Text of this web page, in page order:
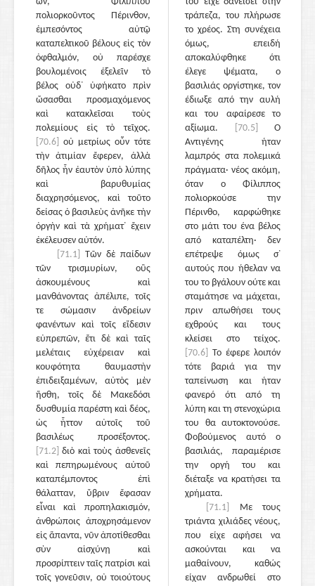
πολιορκοῦντος Πέρινθον,
ἐμπεσόντος αὐτῷ
καταπελτικοῦ βέλους εἰς τὸν
ὀφθαλμόν, οὐ παρέσχε
βουλομένοις ἐξελεῖν τὸ
βέλος οὐδ᾽ ὑφήκατο πρὶν
ὤσασθαι προσμαχόμενος
καὶ κατακλεῖσαι τοὺς
πολεμίους εἰς τὸ τεῖχος.
[70.6]
οὐ μετρίως οὖν τότε
τὴν ἀτιμίαν ἔφερεν, ἀλλὰ
δῆλος ἦν ἑαυτὸν ὑπὸ λύπης
καὶ βαρυθυμίας
διαχρησόμενος, καὶ τοῦτο
δείσας ὁ βασιλεὺς ἀνῆκε τὴν
ὀργὴν καὶ τὰ χρήματ᾽ ἔχειν
ἐκέλευσεν αὐτόν.
[71.1]
Τῶν δὲ παίδων
τῶν τρισμυρίων, οὓς
ἀσκουμένους καὶ
μανθάνοντας ἀπέλιπε, τοῖς
τε σώμασιν ἀνδρείων
φανέντων καὶ τοῖς εἴδεσιν
εὐπρεπῶν, ἔτι δὲ καὶ ταῖς
μελέταις εὐχέρειαν καὶ
κουφότητα θαυμαστὴν
ἐπιδειξαμένων, αὐτὸς μὲν
ἥσθη, τοῖς δὲ Μακεδόσι
δυσθυμία παρέστη καὶ δέος,
ὡς ἧττον αὐτοῖς τοῦ
βασιλέως προσέξοντος.
[71.2] διὸ καὶ τοὺς ἀσθενεῖς
καὶ πεπηρωμένους αὐτοῦ
καταπέμποντος ἐπὶ
θάλατταν, ὕβριν ἔφασαν
εἶναι καὶ προπηλακισμόν,
ἀνθρώποις ἀποχρησάμενον
εἰς ἅπαντα, νῦν ἀποτίθεσθαι
σὺν αἰσχύνῃ καὶ
προσρίπτειν ταῖς πατρίσι καὶ
τοῖς γονεῦσιν, οὐ τοιούτους
τράπεζα, του πλήρωσε
το χρέος. Στη συνέχεια
όμως, επειδή
αποκαλύφθηκε ότι
έλεγε ψέματα, ο
βασιλιάς οργίστηκε, τον
έδιωξε από την αυλή
και του αφαίρεσε το
αξίωμα.
[70.5]
Ο
Αντιγένης ήταν
λαμπρός στα πολεμικά
πράγματα· νέος ακόμη,
όταν ο Φίλιππος
πολιορκούσε την
Πέρινθο, καρφώθηκε
στο μάτι του ένα βέλος
από καταπέλτη· δεν
επέτρεψε όμως σ᾽
αυτούς που ήθελαν να
του το βγάλουν ούτε και
σταμάτησε να μάχεται,
πριν απωθήσει τους
εχθρούς και τους
κλείσει στο τείχος.
[70.6]
Το έφερε λοιπόν
τότε βαριά για την
ταπείνωση και ήταν
φανερό ότι από τη
λύπη και τη στενοχώρια
του θα αυτοκτονούσε.
Φοβούμενος αυτό ο
βασιλιάς, παραμέρισε
την οργή του και
διέταξε να κρατήσει τα
χρήματα.
[71.1]
Με τους
τριάντα χιλιάδες νέους,
που είχε αφήσει να
ασκούνται και να
μαθαίνουν, καθώς
είχαν ανδρωθεί στο